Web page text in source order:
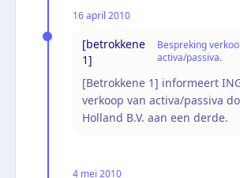
16 april 2010
[betrokkene
1]
Bespreking
activa/passiva.
[Betrokkene 1] informeert
verkoop van activa/passiva
Holland B.V. aan een derde.
4 mei 2010